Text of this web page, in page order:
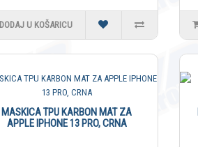
DODAJ U KOŠARICU
MASKICA TPU KARBON MAT ZA
APPLE IPHONE 13 PRO, CRNA